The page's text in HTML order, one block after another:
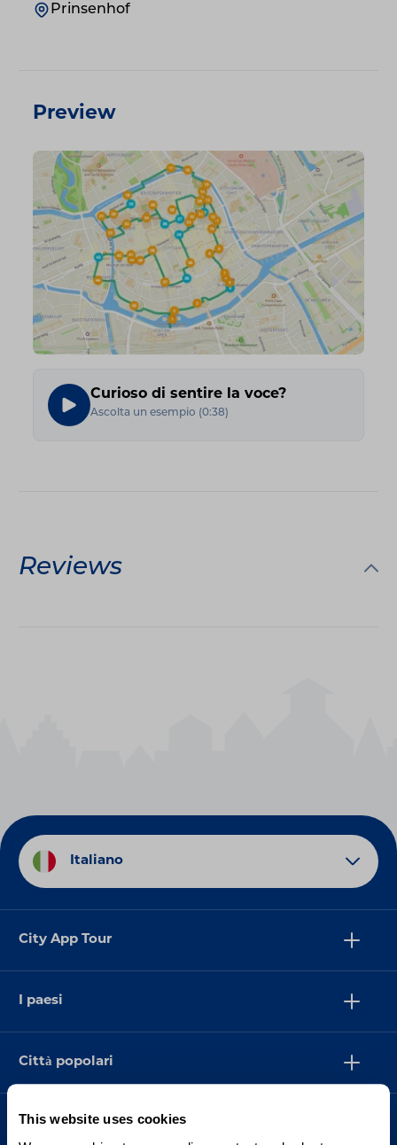
This website uses cookies
Prinsenhof
Preview
Curioso di sentire la voce?
Ascolta un esempio (0:38)
Reviews
Italiano
City App Tour
I paesi
Città popolari
Supporto